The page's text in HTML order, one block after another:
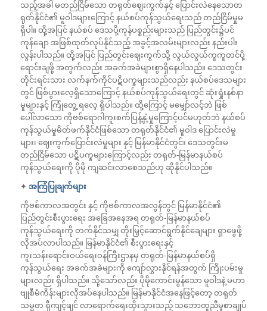
သည့်အခါ မတည်ငြိမ်သော တရုတ်ဈေးကွက်နှင့် ပြောင်းလဲနေသောတ
ရုတ်နိုင်ငံ၏ မူဝါဒများကြောင့် နယ်စပ်ကုန်သွယ်ရေးသည် တည်ငြိမ်မှုမ
ရှိပါ။ ထို့အပြင် နယ်စပ် ဒေသပို့ကုန်ပစ္စည်းများသည် ပြည်တွင်း၌ပင်
ကုန်ချော အဖြစ်ထုတ်လုပ်နိုင်သည့် အခွင့်အလမ်းများလည်း နည်းပါး
လွန်းပါသည်။ ထို့အပြင် ပြည်တွင်းဈေးကွက်သို့ လွယ်လွယ်ကူကူတင်ပို့
ရောင်းချဖို့ အတွက်လည်း အခက်အခဲများစွာရှိနေပါသည်။ ဒေသတွင်း
တိုင်းရင်းသား လက်နက်ကိုင်ပဋိပက္ခများသည်လည်း နယ်စပ်ဒေသများ
တွင် ဖြစ်ပွားလေ့ရှိသောကြောင့် နယ်စပ်ကုန်သွယ်ရေးတွင် ဆုံးရှုံးနစ်နာ
မှုများနှင့် ကြုံတွေ့ ရလေ့ ရှိပါသည်။ ထို့ကြောင့် မမျှော်လင့်ဘဲ ဖြစ်
ပေါ်လာသော ကိုဗစ်ရောဂါကူးစက်ပြန့်နှံ့မှုကြောင့်ပင်မဟုတ်ဘဲ နယ်စပ်
ကုန်သွယ်မှုမိတ်ဖက်နိုင်ငံဖြစ်သော တရုတ်နိုင်ငံ၏ မူဝါဒ ပြောင်းလဲမှု
များ၊ ဈေးကွက်ပြောင်းလဲမှုများ နှင့် မြန်မာနိုင်ငံတွင်း ဒေသတွင်းမ
တည်ငြိမ်သော ပဋိပက္ခများကြောင့်လည်း တရုတ်-မြန်မာနယ်စပ်
ကုန်သွယ်ရေးကို ပိုမို ကျဆင်းလာစေသည်ဟု ဆိုနိုင်ပါသည်။
✦ အကြံပြုချက်များ
ကိုဗစ်ကာလအတွင်း နှင့် ကိုဗစ်ကာလအလွန်တွင် မြန်မာနိုင်ငံ၏
ပြည်တွင်းစီးပွားရေး အခြေအနေအရ တရုတ်-မြန်မာနယ်စပ်
ကုန်သွယ်ရေးကို တက်နိုင်သမျှ တိုးမြှင့်ဆောင်ရွက်နိုင်ချေများ ရှာဖွေဖို့
လိုအပ်လာပါသည်။ မြန်မာနိုင်ငံ၏ စီးပွားရေးနှင့်
ကူးသန်းရောင်းဝယ်ရေးဝန်ကြီးဌာနမှ တရုတ်-မြန်မာနယ်စပ်ရှိ
ကုန်သွယ်ရေး အခက်အခဲများကို ကျော်လွှားနိုင်ရန်အတွက် ကြိုးပမ်းမှု
များလည်း ရှိပါသည်။ သို့သော်လည်း ပိုမိုကောင်းမွန်သော မူဝါဒနဲ့ မဟာ
ဗျုစီမံကိန်းများလိုအပ်နေပါသည်။ မြန်မာနိုင်ငံအနေဖြင့်တော့ တရုတ်
သမ္မတ ရှီကျင့်ဖျင် လာရောက်ရေးထိုးသွားသည့် သဘောတူညီမှုစာချုပ်